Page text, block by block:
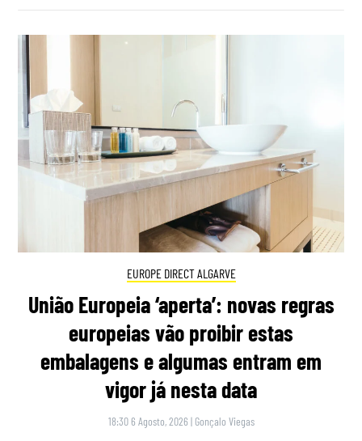
EUROPE DIRECT ALGARVE
União Europeia ‘aperta’: novas regras
europeias vão proibir estas
embalagens e algumas entram em
vigor já nesta data
18:30 6 Agosto, 2026 | Gonçalo Viegas